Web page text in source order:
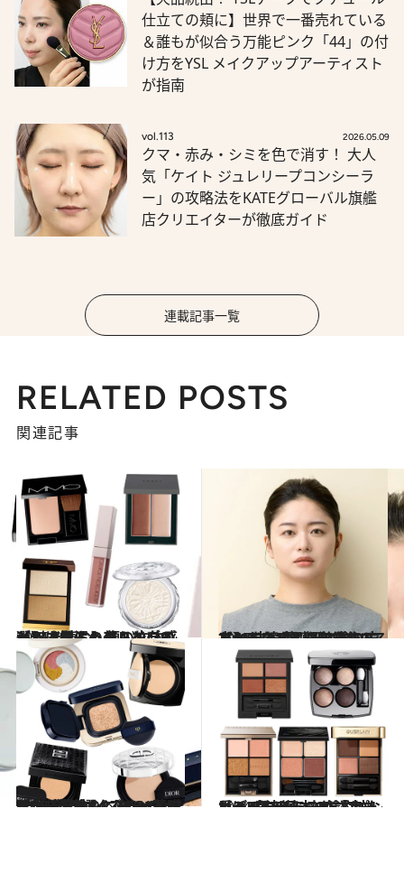
仕立ての頬に】世界で一番売れている
＆誰もが似合う万能ピンク「44」の付
け方をYSL メイクアップアーティスト
が指南
vol.113 2026.05.09
クマ・赤み・シミを色で消す！ 大人
気「ケイト ジュレリープコンシーラ
ー」の攻略法をKATEグローバル旗艦
店クリエイターが徹底ガイド
連載記事一覧
RELATED POSTS
関連記事
2025.7.2
【#4を読む】顔の立体感が別人級に！【ハイライト＆コントゥアリング9選】《やるとやらないのとでは雲泥の差！》
ビューティ＆ヘルス 2025.5.23
【#1を読む】その塗り方だと“古い顔”になっているかも!? M・A・C シニア アーティストに学ぶ、トレンドの“薄膜肌”を作る【ベースメイクの塗り方】
ビューティ＆ヘルス
2025.5.23
【#2を読む】【ベースメイク、厚塗りになっていない？】トレンドの“薄膜肌”を作るハイブランドの「化粧下地×クッションファンデ」5選
ビューティ＆ヘルス 2024.11.21
【デパコス】これさえあれば！ 流行に左右されないベストセラーの「定番」4色アイシャドウパレット5選＆基本の塗り方
ビューティ＆ヘルス